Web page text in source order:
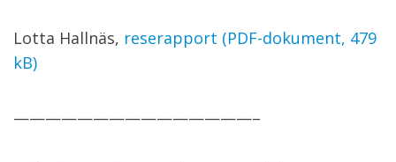
Lotta Hallnäs, reserapport (PDF-dokument, 479
kB)
———————————————–